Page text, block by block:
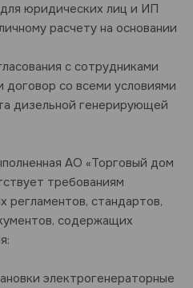
юридических лиц и ИП
расчету на основании
с сотрудниками
со всеми условиями
дизельной генерирующей
АО «Торговый дом
требованиям
стандартов,
содержащих
электрогенераторные